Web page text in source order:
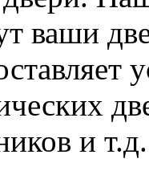
ваши
и т.д.